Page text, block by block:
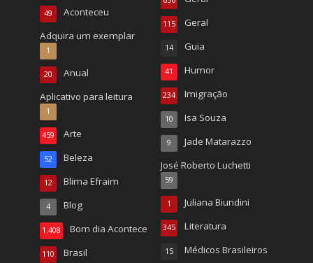
Aconteceu
49
Adquira um exemplar
1
Anual
20
Aplicativo para leitura
1
Arte
459
Beleza
52
Blima Efraim
12
Blog
4
Bom dia Acontece
1.408
Brasil
110
Geral
115
Guia
14
Humor
41
Imigração
234
Isa Souza
10
Jade Matarazzo
9
José Roberto Luchetti
59
Juliana Biundini
1
Literatura
345
Médicos Brasileiros
15